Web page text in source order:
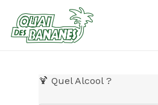
main
content
🍹 Quel Alcool ?